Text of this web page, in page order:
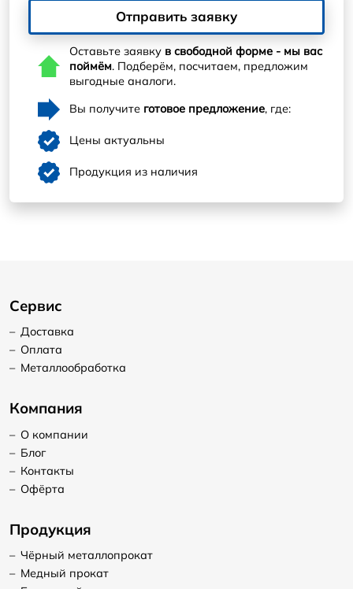
Отправить заявку
Оставьте заявку в свободной форме - мы вас
поймём. Подберём, посчитаем, предложим
выгодные аналоги.
Вы получите готовое предложение, где:
Цены актуальны
Продукция из наличия
Сервис
– Доставка
– Оплата
– Металлообработка
Компания
– О компании
– Блог
– Контакты
– Офёрта
Продукция
– Чёрный металлопрокат
– Медный прокат